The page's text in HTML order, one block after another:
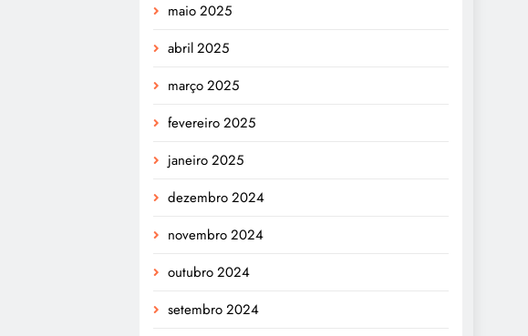
maio 2025
abril 2025
março 2025
fevereiro 2025
janeiro 2025
dezembro 2024
novembro 2024
outubro 2024
setembro 2024